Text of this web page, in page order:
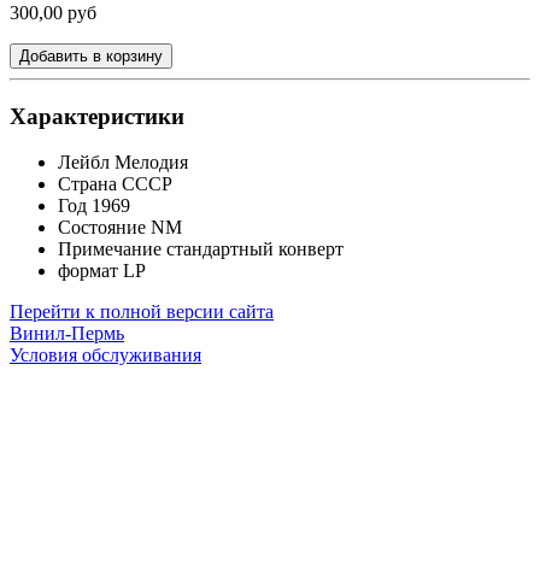
300,00 руб
Добавить в корзину
Характеристики
Лейбл Мелодия
Страна СССР
Год 1969
Состояние NM
Примечание стандартный конверт
формат LP
Перейти к полной версии сайта
Винил-Пермь
Условия обслуживания